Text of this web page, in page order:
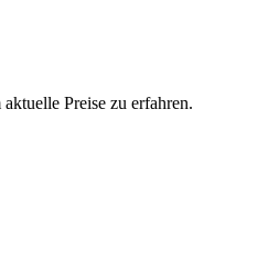
Preise zu erfahren.